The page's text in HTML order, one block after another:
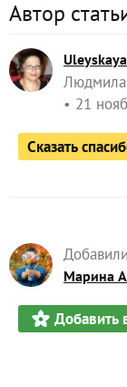
Автор
Uleyskaya
Людмила
21
Сказать
Марина
Добавить